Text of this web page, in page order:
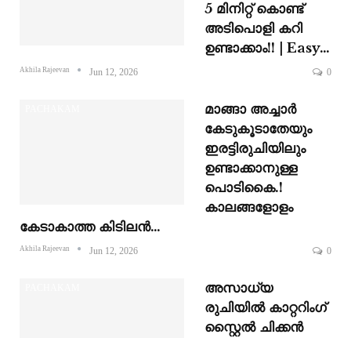
5 മിനിറ്റ് കൊണ്ട്
അടിപൊളി കറി
ഉണ്ടാക്കാം!! | Easy…
Akhila Rajeevan Jun 12, 2026 0
മാങ്ങാ അച്ചാർ
കേടുകൂടാതേയും
ഇരട്ടിരുചിയിലും
ഉണ്ടാക്കാനുള്ള
പൊടികൈ.!
കാലങ്ങളോളം
കേടാകാത്ത കിടിലൻ…
Akhila Rajeevan Jun 12, 2026 0
അസാധ്യ
രുചിയിൽ കാറ്ററിംഗ്
സ്റ്റൈൽ ചിക്കൻ